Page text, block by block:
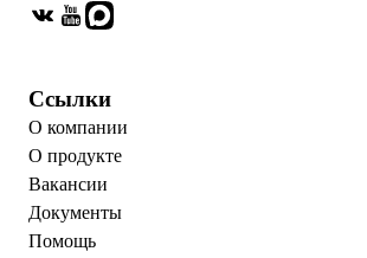
Ссылки
О компании
О продукте
Вакансии
Документы
Помощь